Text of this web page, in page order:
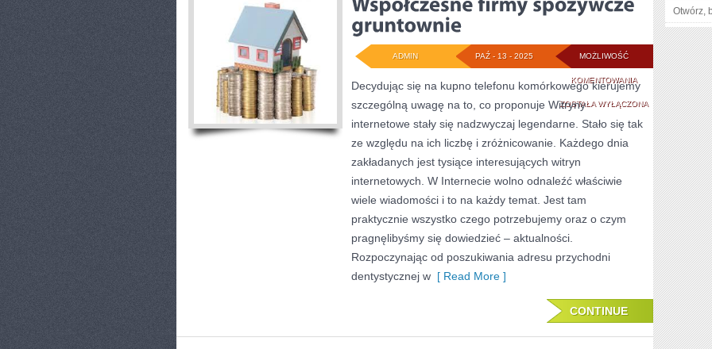
MOŻLIWOŚĆ
KOMENTOWANIAWSPÓŁCZESNE
FIRMY
SPOŻYWCZE
GRUNTOWNIE
ZOSTAŁA WYŁĄCZONA
PAŹ - 13 - 2025
ADMIN
Decydując się na kupno telefonu komórkowego kierujemy
szczególną uwagę na to, co proponuje Witryny
internetowe stały się nadzwyczaj legendarne. Stało się tak
ze względu na ich liczbę i zróżnicowanie. Każdego dnia
zakładanych jest tysiące interesujących witryn
internetowych. W Internecie wolno odnaleźć właściwie
wiele wiadomości i to na każdy temat. Jest tam
praktycznie wszystko czego potrzebujemy oraz o czym
pragnęlibyśmy się dowiedzieć – aktualności.
Rozpoczynając od poszukiwania adresu przychodni
dentystycznej w [ Read More ]
CONTINUE
Otwórz,